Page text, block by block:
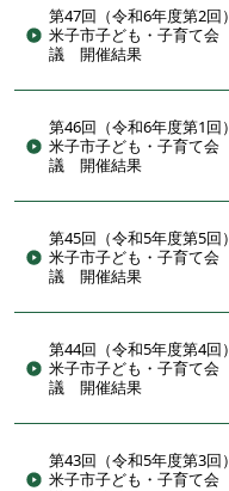
第47回（令和6年度第2回）
米子市子ども・子育て会
議 開催結果
第46回（令和6年度第1回）
米子市子ども・子育て会
議 開催結果
第45回（令和5年度第5回）
米子市子ども・子育て会
議 開催結果
第44回（令和5年度第4回）
米子市子ども・子育て会
議 開催結果
第43回（令和5年度第3回）
米子市子ども・子育て会